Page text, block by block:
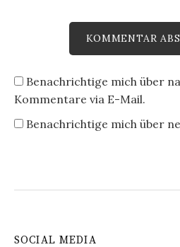
Benachrichtige mich über
Kommentare via E-Mail.
Benachrichtige mich über
SOCIAL MEDIA